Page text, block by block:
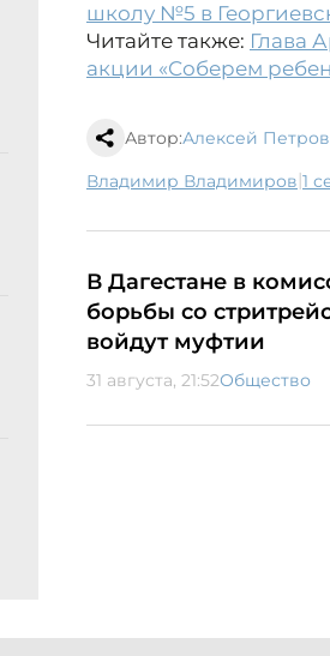
школу №5 в
Читайте также: Глава
акции «Соберем
Автор:Алексей Петров
Владимир Владимиров| 1
В Дагестане в
борьбы со
войдут муфтии
31 августа, 21:52Общество